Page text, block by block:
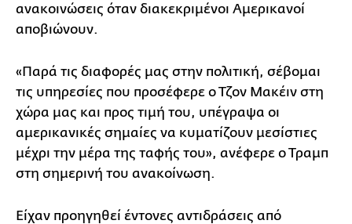
ανακοινώσεις όταν διακεκριμένοι Αμερικανοί
αποβιώνουν.
«Παρά τις διαφορές μας στην πολιτική, σέβομαι
τις υπηρεσίες που προσέφερε ο Τζον Μακέιν στη
χώρα μας και προς τιμή του, υπέγραψα οι
αμερικανικές σημαίες να κυματίζουν μεσίστιες
μέχρι την μέρα της ταφής του», ανέφερε ο Τραμπ
στη σημερινή του ανακοίνωση.
Είχαν προηγηθεί έντονες αντιδράσεις από